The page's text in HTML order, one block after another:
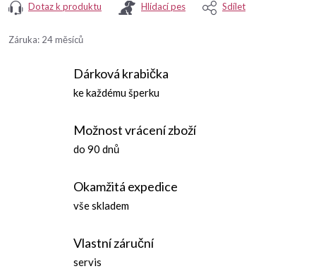
Dotaz k produktu Hlídací pes Sdílet
Záruka: 24 měsíců
Dárková krabička
ke každému šperku
Možnost vrácení zboží
do 90 dnů
Okamžitá expedice
vše skladem
Vlastní záruční
servis